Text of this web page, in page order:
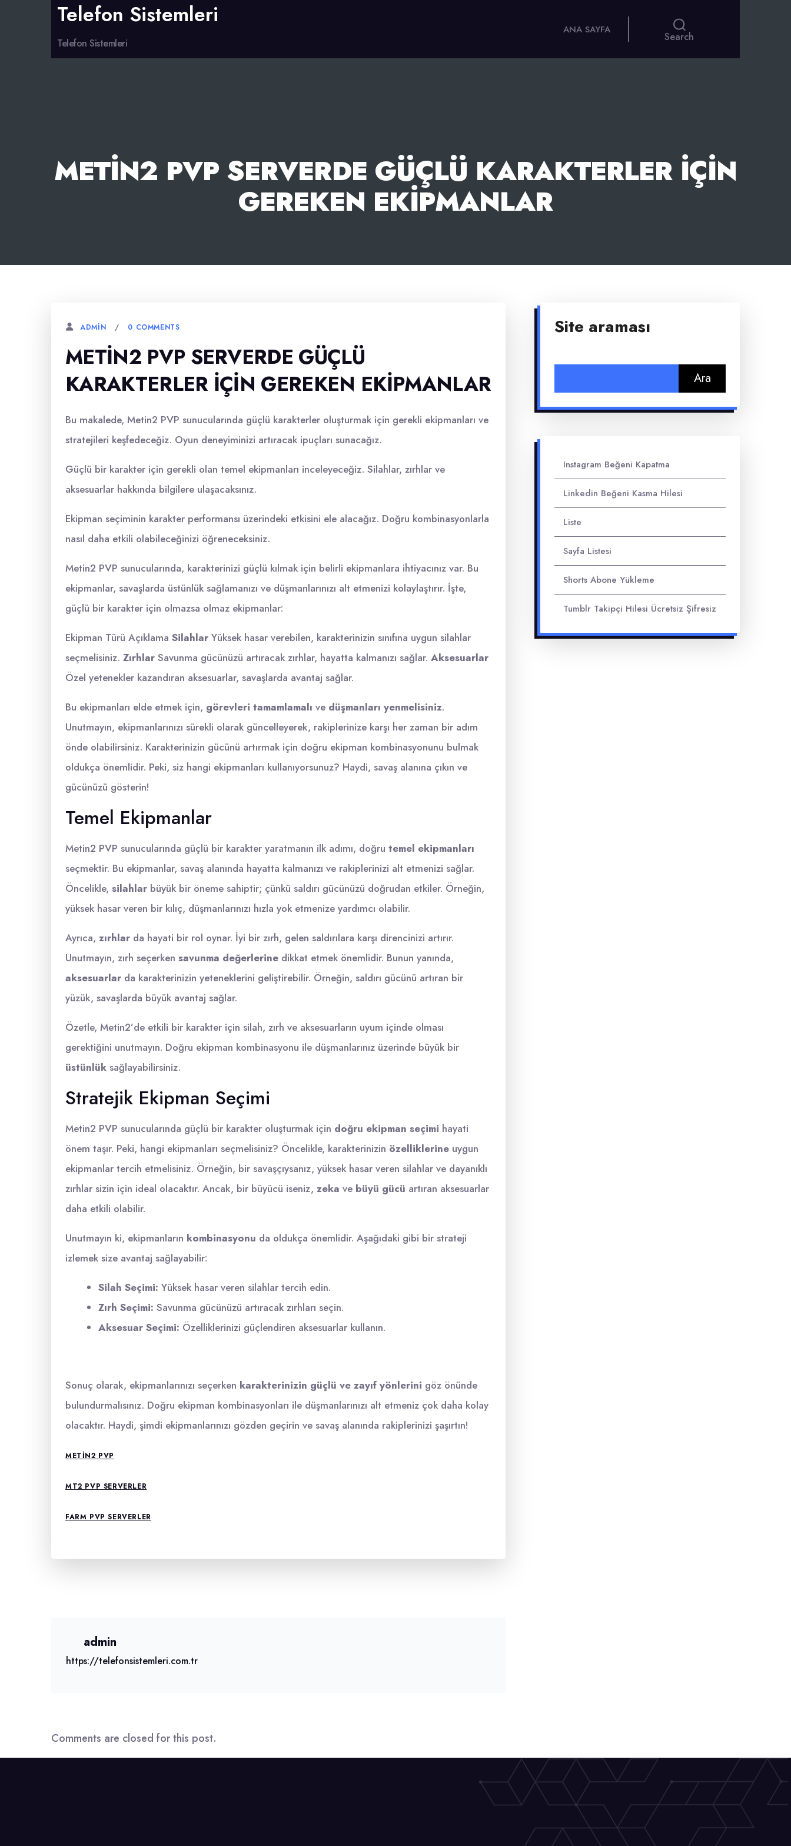
Telefon Sistemleri
Telefon Sistemleri
ANA SAYFA
Search
METIN2 PVP SERVERDE GÜÇLÜ KARAKTERLER İÇIN
GEREKEN EKIPMANLAR
ADMIN 0 COMMENTS
METIN2 PVP SERVERDE GÜÇLÜ
KARAKTERLER İÇIN GEREKEN EKIPMANLAR
Bu makalede, Metin2 PVP sunucularında güçlü karakterler oluşturmak için gerekli ekipmanları ve
stratejileri keşfedeceğiz. Oyun deneyiminizi artıracak ipuçları sunacağız.
Güçlü bir karakter için gerekli olan temel ekipmanları inceleyeceğiz. Silahlar, zırhlar ve
aksesuarlar hakkında bilgilere ulaşacaksınız.
Ekipman seçiminin karakter performansı üzerindeki etkisini ele alacağız. Doğru kombinasyonlarla
nasıl daha etkili olabileceğinizi öğreneceksiniz.
Metin2 PVP sunucularında, karakterinizi güçlü kılmak için belirli ekipmanlara ihtiyacınız var. Bu
ekipmanlar, savaşlarda üstünlük sağlamanızı ve düşmanlarınızı alt etmenizi kolaylaştırır. İşte,
güçlü bir karakter için olmazsa olmaz ekipmanlar:
Ekipman Türü Açıklama Silahlar Yüksek hasar verebilen, karakterinizin sınıfına uygun silahlar
seçmelisiniz. Zırhlar Savunma gücünüzü artıracak zırhlar, hayatta kalmanızı sağlar. Aksesuarlar
Özel yetenekler kazandıran aksesuarlar, savaşlarda avantaj sağlar.
Bu ekipmanları elde etmek için, görevleri tamamlamalı ve düşmanları yenmelisiniz.
Unutmayın, ekipmanlarınızı sürekli olarak güncelleyerek, rakiplerinize karşı her zaman bir adım
önde olabilirsiniz. Karakterinizin gücünü artırmak için doğru ekipman kombinasyonunu bulmak
oldukça önemlidir. Peki, siz hangi ekipmanları kullanıyorsunuz? Haydi, savaş alanına çıkın ve
gücünüzü gösterin!
Temel Ekipmanlar
Metin2 PVP sunucularında güçlü bir karakter yaratmanın ilk adımı, doğru temel ekipmanları
seçmektir. Bu ekipmanlar, savaş alanında hayatta kalmanızı ve rakiplerinizi alt etmenizi sağlar.
Öncelikle, silahlar büyük bir öneme sahiptir; çünkü saldırı gücünüzü doğrudan etkiler. Örneğin,
yüksek hasar veren bir kılıç, düşmanlarınızı hızla yok etmenize yardımcı olabilir.
Ayrıca, zırhlar da hayati bir rol oynar. İyi bir zırh, gelen saldırılara karşı direncinizi artırır.
Unutmayın, zırh seçerken savunma değerlerine dikkat etmek önemlidir. Bunun yanında,
aksesuarlar da karakterinizin yeteneklerini geliştirebilir. Örneğin, saldırı gücünü artıran bir
yüzük, savaşlarda büyük avantaj sağlar.
Özetle, Metin2’de etkili bir karakter için silah, zırh ve aksesuarların uyum içinde olması
gerektiğini unutmayın. Doğru ekipman kombinasyonu ile düşmanlarınız üzerinde büyük bir
üstünlük sağlayabilirsiniz.
Stratejik Ekipman Seçimi
Metin2 PVP sunucularında güçlü bir karakter oluşturmak için doğru ekipman seçimi hayati
önem taşır. Peki, hangi ekipmanları seçmelisiniz? Öncelikle, karakterinizin özelliklerine uygun
ekipmanlar tercih etmelisiniz. Örneğin, bir savaşçıysanız, yüksek hasar veren silahlar ve dayanıklı
zırhlar sizin için ideal olacaktır. Ancak, bir büyücü iseniz, zeka ve büyü gücü artıran aksesuarlar
daha etkili olabilir.
Unutmayın ki, ekipmanların kombinasyonu da oldukça önemlidir. Aşağıdaki gibi bir strateji
izlemek size avantaj sağlayabilir:
Silah Seçimi: Yüksek hasar veren silahlar tercih edin.
Zırh Seçimi: Savunma gücünüzü artıracak zırhları seçin.
Aksesuar Seçimi: Özelliklerinizi güçlendiren aksesuarlar kullanın.
Sonuç olarak, ekipmanlarınızı seçerken karakterinizin güçlü ve zayıf yönlerini göz önünde
bulundurmalısınız. Doğru ekipman kombinasyonları ile düşmanlarınızı alt etmeniz çok daha kolay
olacaktır. Haydi, şimdi ekipmanlarınızı gözden geçirin ve savaş alanında rakiplerinizi şaşırtın!
METIN2 PVP
MT2 PVP SERVERLER
FARM PVP SERVERLER
admin
https://telefonsistemleri.com.tr
Comments are closed for this post.
Site araması
Instagram Beğeni Kapatma
Linkedin Beğeni Kasma Hilesi
Liste
Sayfa Listesi
Shorts Abone Yükleme
Tumblr Takipçi Hilesi Ücretsiz Şifresiz